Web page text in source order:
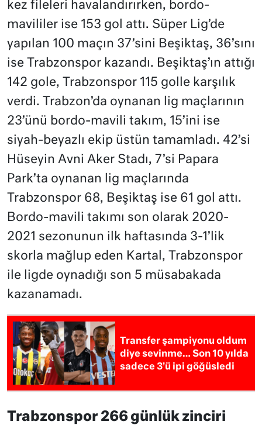
kez fileleri havalandırırken, bordo-
mavililer ise 153 gol attı. Süper Lig’de
yapılan 100 maçın 37’sini Beşiktaş, 36’sını
ise Trabzonspor kazandı. Beşiktaş’ın attığı
142 gole, Trabzonspor 115 golle karşılık
verdi. Trabzon’da oynanan lig maçlarının
23’ünü bordo-mavili takım, 15’ini ise
siyah-beyazlı ekip üstün tamamladı. 42’si
Hüseyin Avni Aker Stadı, 7’si Papara
Park’ta oynanan lig maçlarında
Trabzonspor 68, Beşiktaş ise 61 gol attı.
Bordo-mavili takımı son olarak 2020-
2021 sezonunun ilk haftasında 3-1’lik
skorla mağlup eden Kartal, Trabzonspor
ile ligde oynadığı son 5 müsabakada
kazanamadı.
Transfer şampiyonu oldum
diye sevinme… Son 10 yılda
sadece 3’ü ipi göğüsledi
Trabzonspor 266 günlük zinciri